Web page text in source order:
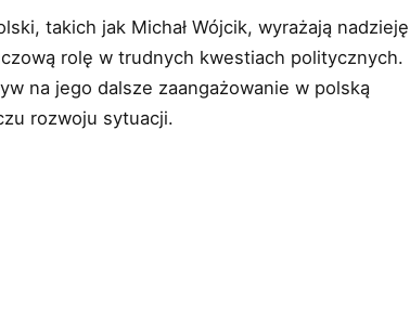
takich jak Michał Wójcik, wyrażają nadzieję
rolę w trudnych kwestiach politycznych.
na jego dalsze zaangażowanie w polską
rozwoju sytuacji.